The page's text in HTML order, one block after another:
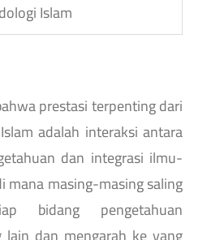
Islam
prestasi terpenting dari
adalah interaksi antara
dan integrasi ilmu-
mana masing-masing saling
bidang pengetahuan